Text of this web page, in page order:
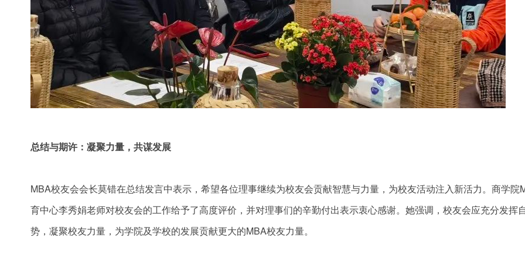
总结与期许：凝聚力量，共谋发展
MBA校友会会长莫错在总结发言中表示，希望各位理事继续为校友会贡献智慧与力量，为校友活动注入新活力。商学院
育中心李秀娟老师对校友会的工作给予了高度评价，并对理事们的辛勤付出表示衷心感谢。她强调，校友会应充分发挥
势，凝聚校友力量，为学院及学校的发展贡献更大的MBA校友力量。